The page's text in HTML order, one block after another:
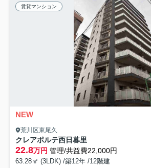
賃貸マンション
NEW
荒川区東尾久
クレアポルテ西日暮里
22.8万円 管理/共益費22,000円
63.28㎡ (3LDK) /築12年 /12階建